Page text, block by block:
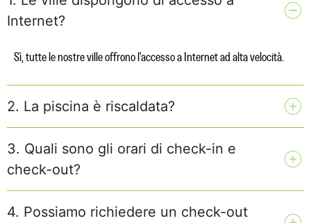
Internet?
Sì, tutte le nostre ville offrono l'accesso a Internet ad alta velocità.
2. La piscina è riscaldata?
3. Quali sono gli orari di check-in e
check-out?
4. Possiamo richiedere un check-out